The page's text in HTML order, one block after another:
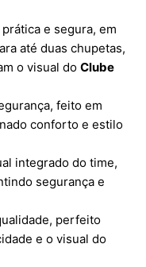
e segura, em
até duas chupetas,
o visual do Clube
feito em
conforto e estilo
integrado do time,
segurança e
perfeito
e o visual do